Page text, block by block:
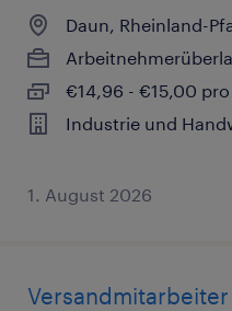
Daun, Rheinland-
€14,96 - €15,00
Industrie und
1. August 2026